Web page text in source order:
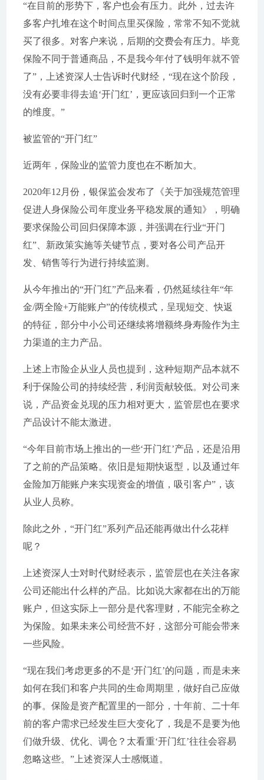
“在目前的形势下，客户也会有压力。此外，过去许
多客户扎堆在这个时间点里买保险，常常不知不觉就
买了很多。对客户来说，后期的交费会有压力。毕竟
保险不同于普通商品，不是我今年付了钱明年就不管
了”，上述资深人士告诉时代财经，“现在这个阶段，
没有必要非得去追‘开门红’，更应该回归到一个正常
的维度。”
被监管的“开门红”
近两年，保险业的监管力度也在不断加大。
2020年12月份，银保监会发布了《关于加强规范管理
促进人身保险公司年度业务平稳发展的通知》，明确
要求保险公司回归保障本源，并强调在行业“开门
红”、新政策实施等关键节点，要对各公司产品开
发、销售等行为进行持续监测。
从今年推出的“开门红”产品来看，仍然延续往年“年
金/两全险+万能账户”的传统模式，呈现短交、快返
的特征，部分中小公司还继续将增额终身寿险作为主
力渠道的主力产品。
上述上市险企从业人员也提到，这种短期产品本就不
利于保险公司的持续经营，利润贡献较低。对公司来
说，产品资金兑现的压力相对更大，监管层也在要求
产品设计不能太激进。
“今年目前市场上推出的一些‘开门红’产品，还是沿用
了之前的产品策略。依旧是短期快返型，以及通过年
金险加万能账户来实现资金的增值，吸引客户”，该
从业人员称。
除此之外，“开门红”系列产品还能再做出什么花样
呢？
上述资深人士对时代财经表示，监管层也在关注各家
公司还能出什么样的产品。比如说大家都在出的万能
账户，但这实际上一部分是代客理财，不能完全称之
为保险。如果未来公司经营不好，这部分可能会带来
一些风险。
“现在我们考虑更多的不是‘开门红’的问题，而是未来
如何在我们和客户共同的生命周期里，做好自己应做
的事。保险是资产配置里的一部分，十年前、二十年
前的客户需求已经发生巨大变化了，我是不是要为他
们做升级、优化、调仓？太看重‘开门红’往往会容易
忽略这些。”上述资深人士感慨道。